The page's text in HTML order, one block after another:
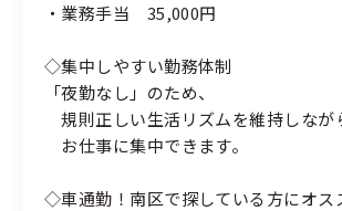
個人情報の取り扱いについて
緊急時・災害時について
サイトマップ
・業務手当 35,000円
◇集中しやすい勤務体制
「夜勤なし」のため、
規則正しい生活リズムを維持しなが
お仕事に集中できます。
◇車通勤！南区で探している方にオス